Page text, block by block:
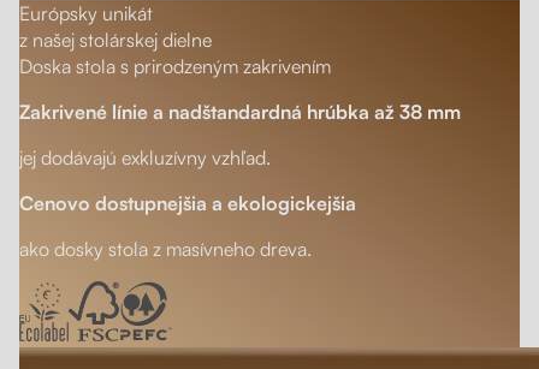
Európsky unikát
z našej stolárskej dielne
Doska stola s prirodzeným zakrivením
Zakrivené línie a nadštandardná hrúbka až 38 mm
jej dodávajú exkluzívny vzhľad.
Cenovo dostupnejšia a ekologickejšia
ako dosky stola z masívneho dreva.